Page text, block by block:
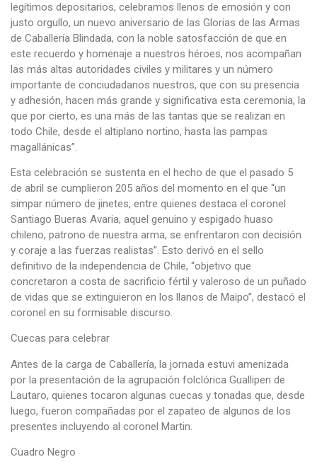
legítimos depositarios, celebramos llenos de emosión y con
justo orgullo, un nuevo aniversario de las Glorias de las Armas
de Caballería Blindada, con la noble satosfacción de que en
este recuerdo y homenaje a nuestros héroes, nos acompañan
las más altas autoridades civiles y militares y un número
importante de conciudadanos nuestros, que con su presencia
y adhesión, hacen más grande y significativa esta ceremonia, la
que por cierto, es una más de las tantas que se realizan en
todo Chile, desde el altiplano nortino, hasta las pampas
magallánicas”.
Esta celebración se sustenta en el hecho de que el pasado 5
de abril se cumplieron 205 años del momento en el que “un
simpar número de jinetes, entre quienes destaca el coronel
Santiago Bueras Avaria, aquel genuino y espigado huaso
chileno, patrono de nuestra arma, se enfrentaron con decisión
y coraje a las fuerzas realistas”. Esto derivó en el sello
definitivo de la independencia de Chile, “objetivo que
concretaron a costa de sacrificio fértil y valeroso de un puñado
de vidas que se extinguieron en los llanos de Maipo”, destacó el
coronel en su formisable discurso.
Cuecas para celebrar
Antes de la carga de Caballería, la jornada estuvi amenizada
por la presentación de la agrupación folclórica Guallipen de
Lautaro, quienes tocaron algunas cuecas y tonadas que, desde
luego, fueron compañadas por el zapateo de algunos de los
presentes incluyendo al coronel Martin.
Cuadro Negro